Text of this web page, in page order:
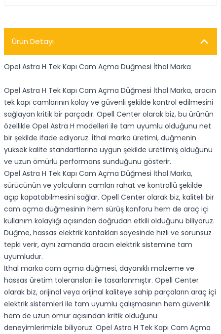
Ürün Detayı
Opel Astra H Tek Kapı Cam Açma Düğmesi İthal Marka
Opel Astra H Tek Kapı Cam Açma Düğmesi İthal Marka, aracın
tek kapı camlarının kolay ve güvenli şekilde kontrol edilmesini
sağlayan kritik bir parçadır. Opell Center olarak biz, bu ürünün
özellikle Opel Astra H modelleri ile tam uyumlu olduğunu net
bir şekilde ifade ediyoruz. İthal marka üretimi, düğmenin
yüksek kalite standartlarına uygun şekilde üretilmiş olduğunu
ve uzun ömürlü performans sunduğunu gösterir.
Opel Astra H Tek Kapı Cam Açma Düğmesi İthal Marka,
sürücünün ve yolcuların camları rahat ve kontrollü şekilde
açıp kapatabilmesini sağlar. Opell Center olarak biz, kaliteli bir
cam açma düğmesinin hem sürüş konforu hem de araç içi
kullanım kolaylığı açısından doğrudan etkili olduğunu biliyoruz.
Düğme, hassas elektrik kontakları sayesinde hızlı ve sorunsuz
tepki verir, aynı zamanda aracın elektrik sistemine tam
uyumludur.
İthal marka cam açma düğmesi, dayanıklı malzeme ve
hassas üretim toleransları ile tasarlanmıştır. Opell Center
olarak biz, orijinal veya orijinal kaliteye sahip parçaların araç içi
elektrik sistemleri ile tam uyumlu çalışmasının hem güvenlik
hem de uzun ömür açısından kritik olduğunu
deneyimlerimizle biliyoruz. Opel Astra H Tek Kapı Cam Açma